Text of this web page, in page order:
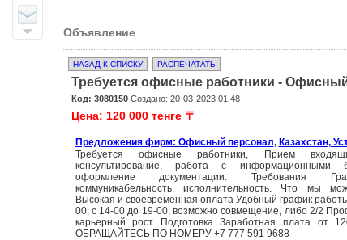
Объявление
НАЗАД К СПИСКУ РАСПЕЧАТАТЬ
Требуется офисные работники -
Код: 3080150Создано: 20-03-2023 01:48
Цена: 120 000 тенге 〒
Предложения фирм: Офисный персонал, Казахстан,
Требуется офисные работники, Прием
консультирование, работа с информационными
оформление документации. Требования
коммуникабельность, исполнительность. Что мы
Высокая и своевременная оплата Удобный график
00, с 14-00 до 19-00, возможно совмещение, либо 2/2
карьерный рост Подготовка Заработная плата от
ОБРАЩАЙТЕСЬ ПО НОМЕРУ +7 777 591 9688